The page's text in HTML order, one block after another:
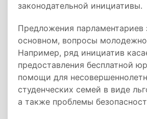
законодательной инициативы.
Предложения парламентариев
основном, вопросы
Например, ряд инициатив
предоставления бесплатной
помощи для
студенческих семей в виде
а также проблемы